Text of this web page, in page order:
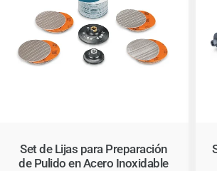
Set de Lijas para Preparación
de Pulido en Acero Inoxidable